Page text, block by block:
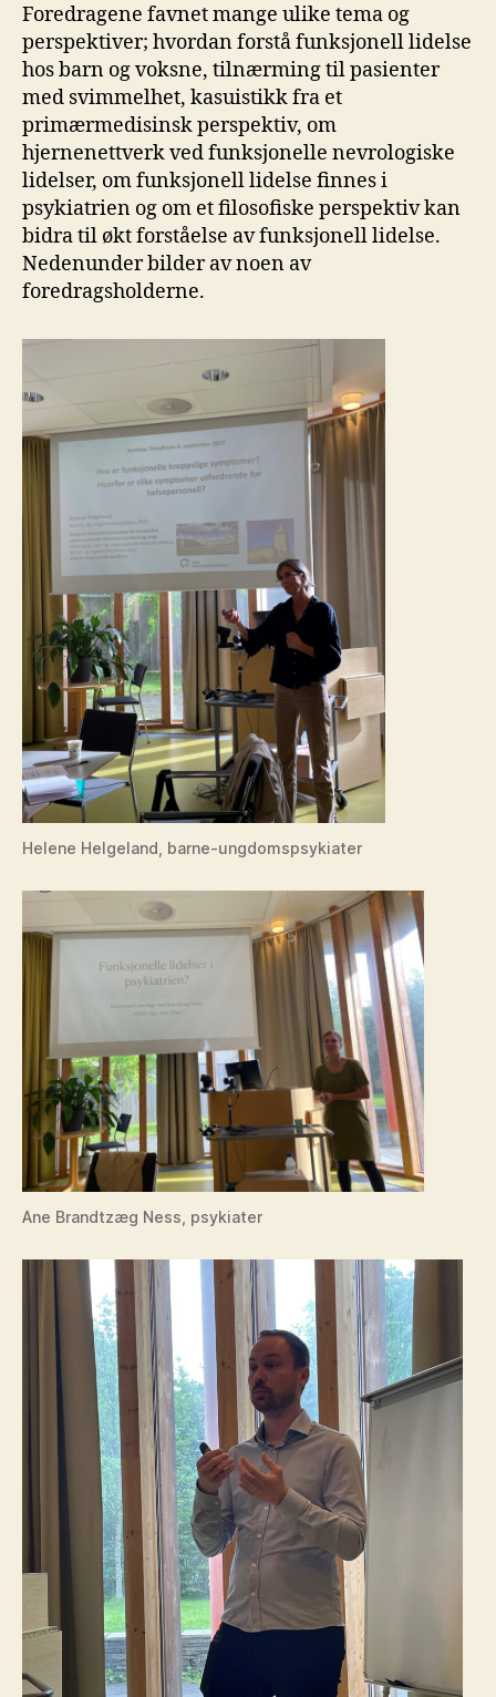
Foredragene favnet mange ulike tema og
perspektiver; hvordan forstå funksjonell lidelse
hos barn og voksne, tilnærming til pasienter
med svimmelhet, kasuistikk fra et
primærmedisinsk perspektiv, om
hjernenettverk ved funksjonelle nevrologiske
lidelser, om funksjonell lidelse finnes i
psykiatrien og om et filosofiske perspektiv kan
bidra til økt forståelse av funksjonell lidelse.
Nedenunder bilder av noen av
foredragsholderne.
Helene Helgeland, barne-ungdomspsykiater
Ane Brandtzæg Ness, psykiater